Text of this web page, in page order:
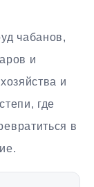
чабанов,
и
и
где
в